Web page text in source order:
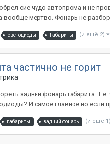
сие чудо автопрома и не
вообще мертво. Фонарь не
светодиоды Габариты (и ещё 2)
частично не горит
задний фонарь габарита.
И самое главное но если
габариты задний фонарь (и ещё 1)